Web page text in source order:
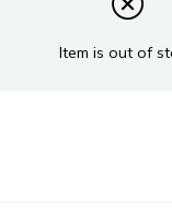
Item is out of